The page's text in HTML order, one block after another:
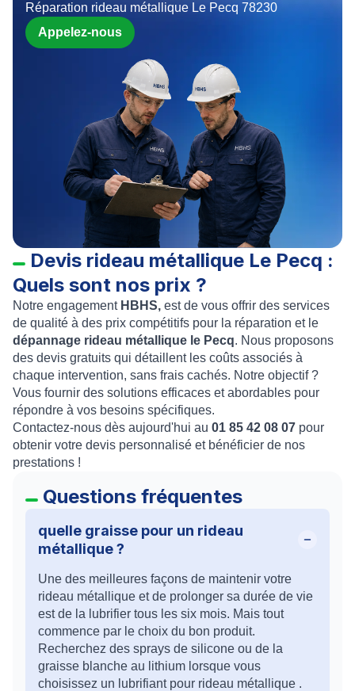
Réparation rideau métallique Le Pecq 78230
Appelez-nous
Devis rideau métallique Le Pecq :
Quels sont nos prix ?
Notre engagement HBHS, est de vous offrir des services
de qualité à des prix compétitifs pour la réparation et le
dépannage rideau métallique le Pecq. Nous proposons
des devis gratuits qui détaillent les coûts associés à
chaque intervention, sans frais cachés. Notre objectif ?
Vous fournir des solutions efficaces et abordables pour
répondre à vos besoins spécifiques.
Contactez-nous dès aujourd'hui au 01 85 42 08 07 pour
obtenir votre devis personnalisé et bénéficier de nos
prestations !
Questions fréquentes
quelle graisse pour un rideau
métallique ?
Une des meilleures façons de maintenir votre
rideau métallique et de prolonger sa durée de vie
est de la lubrifier tous les six mois. Mais tout
commence par le choix du bon produit.
Recherchez des sprays de silicone ou de la
graisse blanche au lithium lorsque vous
choisissez un lubrifiant pour rideau métallique .